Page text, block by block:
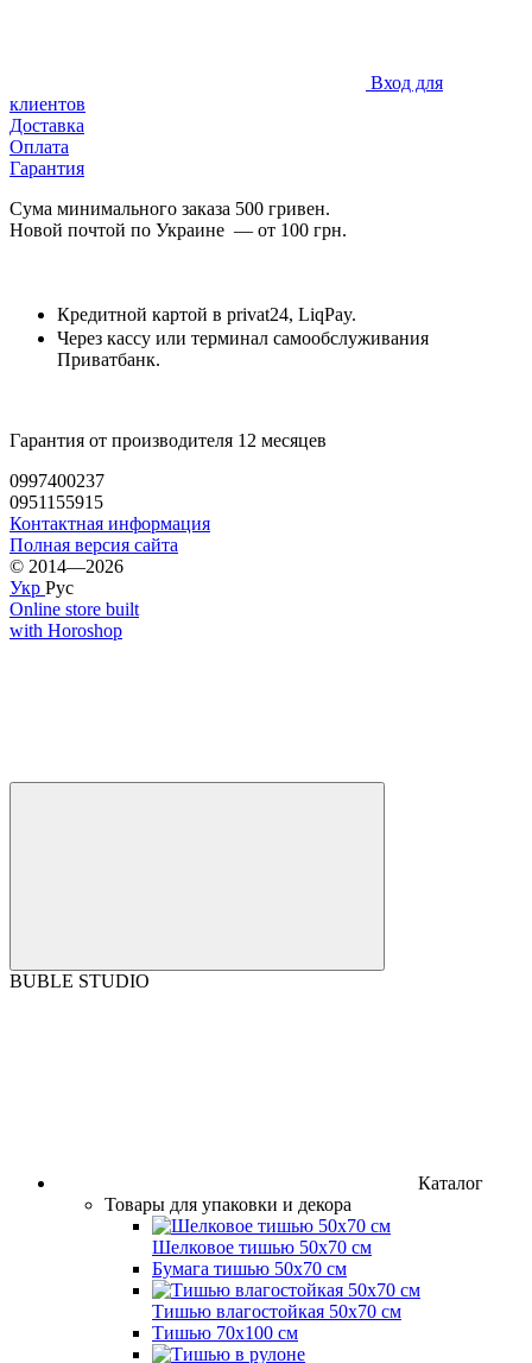
Вход для
клиентов
Доставка
Оплата
Гарантия
Сума минимального заказа 500 гривен.
Новой почтой по Украине — от 100 грн.
Кредитной картой в privat24, LiqPay.
Через кассу или терминал самообслуживания
Приватбанк.
Гарантия от производителя 12 месяцев
0997400237
0951155915
Контактная информация
Полная версия сайта
© 2014—2026
Укр Рус
Online store built
with Horoshop
BUBLE STUDIO
Каталог
Товары для упаковки и декора
Шелковое тишью 50х70 см
Бумага тишью 50х70 см
Тишью влагостойкая 50х70 см
Тишью 70х100 см